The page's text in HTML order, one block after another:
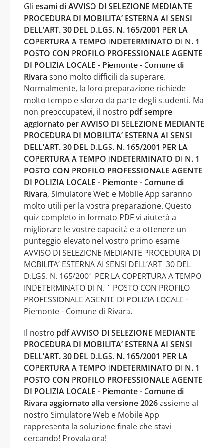
Gli esami di AVVISO DI SELEZIONE MEDIANTE
PROCEDURA DI MOBILITA’ ESTERNA AI SENSI
DELL’ART. 30 DEL D.LGS. N. 165/2001 PER LA
COPERTURA A TEMPO INDETERMINATO DI N. 1
POSTO CON PROFILO PROFESSIONALE AGENTE
DI POLIZIA LOCALE - Piemonte - Comune di
Rivara sono molto difficili da superare.
Normalmente, la loro preparazione richiede
molto tempo e sforzo da parte degli studenti. Ma
non preoccupatevi, il nostro pdf sempre
aggiornato per AVVISO DI SELEZIONE MEDIANTE
PROCEDURA DI MOBILITA’ ESTERNA AI SENSI
DELL’ART. 30 DEL D.LGS. N. 165/2001 PER LA
COPERTURA A TEMPO INDETERMINATO DI N. 1
POSTO CON PROFILO PROFESSIONALE AGENTE
DI POLIZIA LOCALE - Piemonte - Comune di
Rivara, Simulatore Web e Mobile App saranno
molto utili per la vostra preparazione. Questo
quiz completo in formato PDF vi aiuterà a
migliorare le vostre capacità e a ottenere un
punteggio elevato nel vostro primo esame
AVVISO DI SELEZIONE MEDIANTE PROCEDURA DI
MOBILITA’ ESTERNA AI SENSI DELL’ART. 30 DEL
D.LGS. N. 165/2001 PER LA COPERTURA A TEMPO
INDETERMINATO DI N. 1 POSTO CON PROFILO
PROFESSIONALE AGENTE DI POLIZIA LOCALE -
Piemonte - Comune di Rivara.
Il nostro pdf AVVISO DI SELEZIONE MEDIANTE
PROCEDURA DI MOBILITA’ ESTERNA AI SENSI
DELL’ART. 30 DEL D.LGS. N. 165/2001 PER LA
COPERTURA A TEMPO INDETERMINATO DI N. 1
POSTO CON PROFILO PROFESSIONALE AGENTE
DI POLIZIA LOCALE - Piemonte - Comune di
Rivara aggiornato alla versione 2026assieme al
nostro Simulatore Web e Mobile App
rappresenta la soluzione finale che stavi
cercando! Provala ora!